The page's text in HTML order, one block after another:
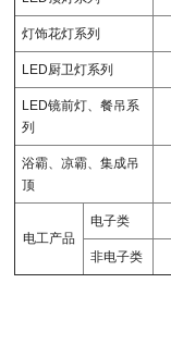
灯饰花灯系列
LED厨卫灯系列
LED镜前灯、餐吊系
列
浴霸、凉霸、集成吊
顶
电工产品
电子类
非电子类